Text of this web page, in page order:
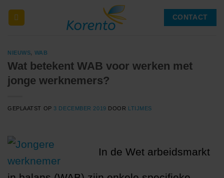
naar
CONTACT
NIEUWS, WAB
Wat betekent WAB voor werken met
jonge werknemers?
GEPLAATST OP3 DECEMBER 2019 DOOR LTIJMES
In de Wet arbeidsmarkt